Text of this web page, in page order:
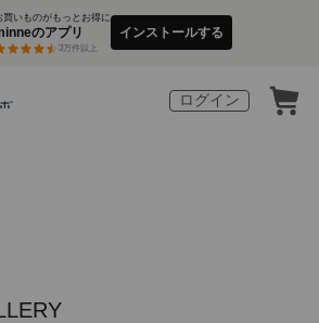
買いものがもっとお得に
のアプリ
3万件以上
インストールする
ログイン